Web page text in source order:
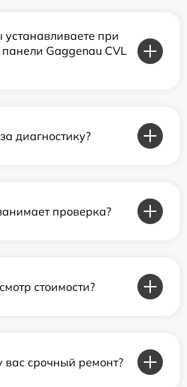
при
Gaggenau CVL
диагностику?
проверка?
стоимости?
вас срочный ремонт?